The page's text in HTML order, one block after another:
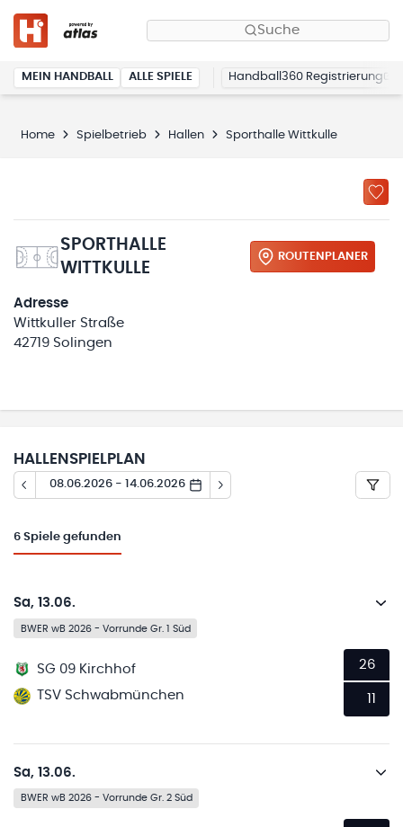
Suche
MEIN HANDBALL ALLE SPIELE Handball360 Registrierung
Home Spielbetrieb Hallen Sporthalle Wittkulle
SPORTHALLE
WITTKULLE
ROUTENPLANER
Adresse
Wittkuller Straße
42719 Solingen
HALLENSPIELPLAN
08.06.2026 - 14.06.2026
6 Spiele gefunden
Sa, 13.06.
BWER wB 2026 - Vorrunde Gr. 1 Süd
SG 09 Kirchhof
TSV Schwabmünchen
26
Sa, 13.06.
BWER wB 2026 - Vorrunde Gr. 2 Süd